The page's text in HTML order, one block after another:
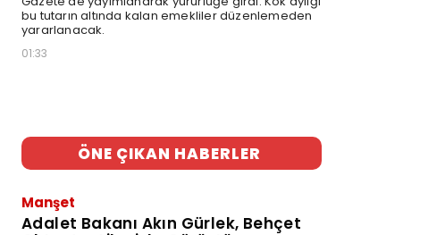
bu tutarın altında kalan emekliler düzenlemeden
yararlanacak.
01:33